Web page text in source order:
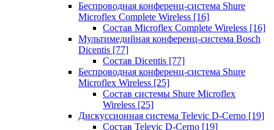
Беспроводная конференц-система Shure
Microflex Complete Wireless [16]
Состав Microflex Complete Wireless [16]
Мультимедийная конференц-система Bosch
Dicentis [77]
Состав Dicentis [77]
Беспроводная конференц-система Shure
Microflex Wireless [25]
Состав системы Shure Microflex
Wireless [25]
Дискуссионная система Televic D-Cerno [19]
Состав Televic D-Cerno [19]